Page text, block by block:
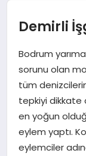
SIYASET
MAGAZIN
KÖŞE YAZILARI
Demirli
Bodrum
sorunu olan
tüm
tepkiyi dikkate
en yoğun
eylem yaptı.
eylemciler